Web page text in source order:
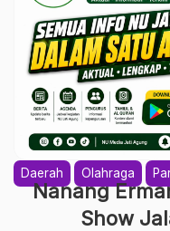
Daerah Olahraga
Nanang
Show